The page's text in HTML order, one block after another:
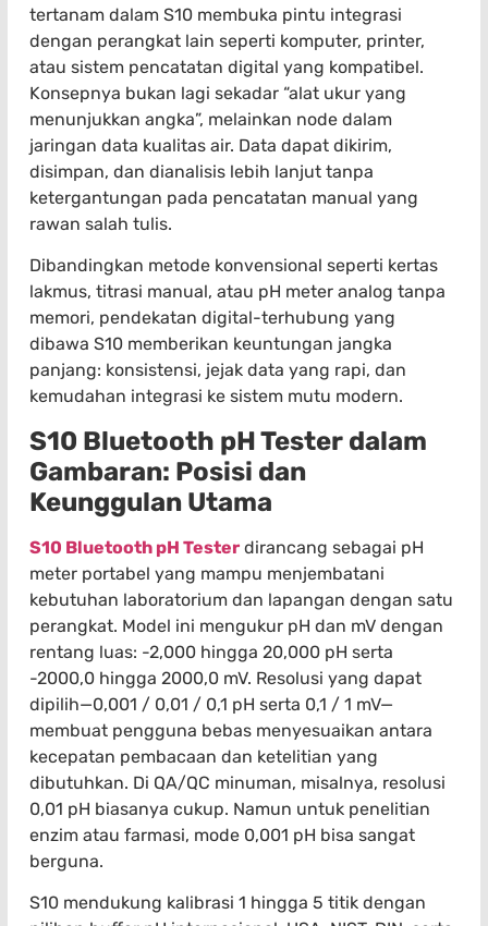
tertanam dalam S10 membuka pintu integrasi
dengan perangkat lain seperti komputer, printer,
atau sistem pencatatan digital yang kompatibel.
Konsepnya bukan lagi sekadar “alat ukur yang
menunjukkan angka”, melainkan node dalam
jaringan data kualitas air. Data dapat dikirim,
disimpan, dan dianalisis lebih lanjut tanpa
ketergantungan pada pencatatan manual yang
rawan salah tulis.
Dibandingkan metode konvensional seperti kertas
lakmus, titrasi manual, atau pH meter analog tanpa
memori, pendekatan digital-terhubung yang
dibawa S10 memberikan keuntungan jangka
panjang: konsistensi, jejak data yang rapi, dan
kemudahan integrasi ke sistem mutu modern.
S10 Bluetooth pH Tester dalam
Gambaran: Posisi dan
Keunggulan Utama
S10 Bluetooth pH Tester dirancang sebagai pH
meter portabel yang mampu menjembatani
kebutuhan laboratorium dan lapangan dengan satu
perangkat. Model ini mengukur pH dan mV dengan
rentang luas: -2,000 hingga 20,000 pH serta
-2000,0 hingga 2000,0 mV. Resolusi yang dapat
dipilih—0,001 / 0,01 / 0,1 pH serta 0,1 / 1 mV—
membuat pengguna bebas menyesuaikan antara
kecepatan pembacaan dan ketelitian yang
dibutuhkan. Di QA/QC minuman, misalnya, resolusi
0,01 pH biasanya cukup. Namun untuk penelitian
enzim atau farmasi, mode 0,001 pH bisa sangat
berguna.
S10 mendukung kalibrasi 1 hingga 5 titik dengan